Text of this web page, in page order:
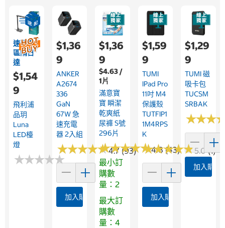
速配限
區隔日
達
$1,54
9
飛利浦
品玥
Luna
LED檯
燈
★★★★★
★★★★★
$1,36
9
ANKER
A2674
336
GaN
67W 急
速充電
器 2入組
★★★★★
★★★★★4.7 (93)
加入購物車
$1,36
9
$4.63 /
1片
滿意寶
寶 瞬潔
乾爽紙
尿褲 S號
296片
★★★★★
★★★★★4.8 (43)
最小訂
購數
量：2
最大訂
購數
量：4
$1,59
9
TUMI
IPad Pro
11吋 M4
保護殼
TUTFIP1
1M4RPS
K
★★★★★
★★★★★5.0 (1)
加入購物車
$1,29
9
TUMI 磁
吸卡包
TUCSM
SRBAK
★★★
★★★
加入購物